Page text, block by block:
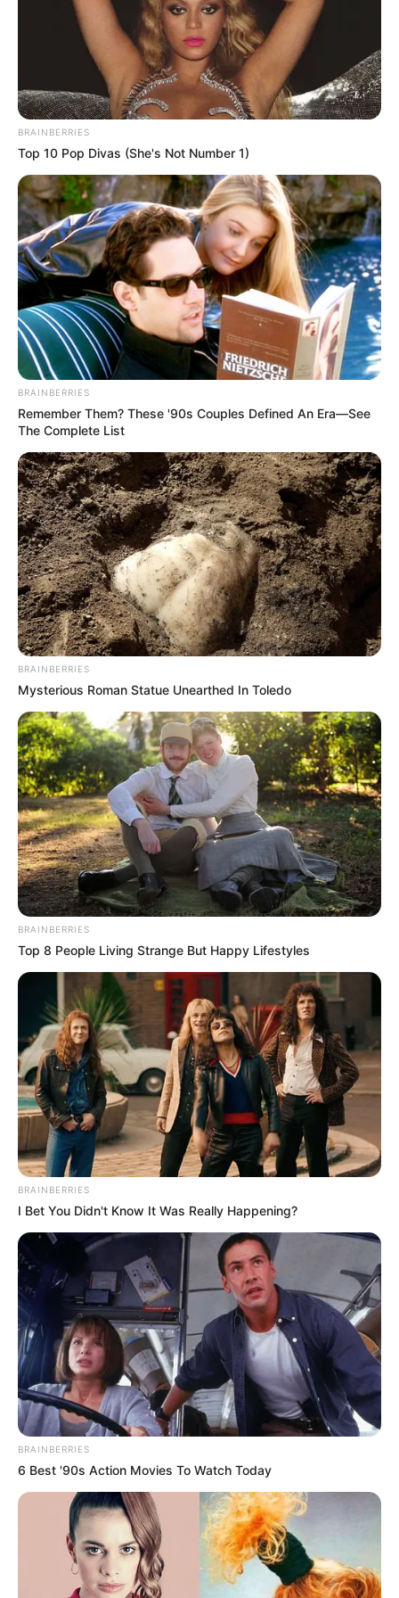
l’épisode diffusé la veille, le public a constaté
que les rapports entre Emma et Baptiste ne se
sont pas arrangés après que ce dernier a signé
au commissariat un formulaire d’interdiction de
sortie du territoire.
Emma ne s’est pas rendue chez le photographe
pour renouveler le passeport de Mathis, mais
afin d’obtenir des clichés destinés à un projet
d’arbre généalogique demandé par l’école de
son fils.
BRAINBERRIES
Top 10 Pop Divas (She's Not Number 1)
BRAINBERRIES
Remember Them? These '90s Couples Defined An Era—See
The Complete List
BRAINBERRIES
Mysterious Roman Statue Unearthed In Toledo
BRAINBERRIES
Top 8 People Living Strange But Happy Lifestyles
BRAINBERRIES
I Bet You Didn't Know It Was Really Happening?
BRAINBERRIES
6 Best '90s Action Movies To Watch Today